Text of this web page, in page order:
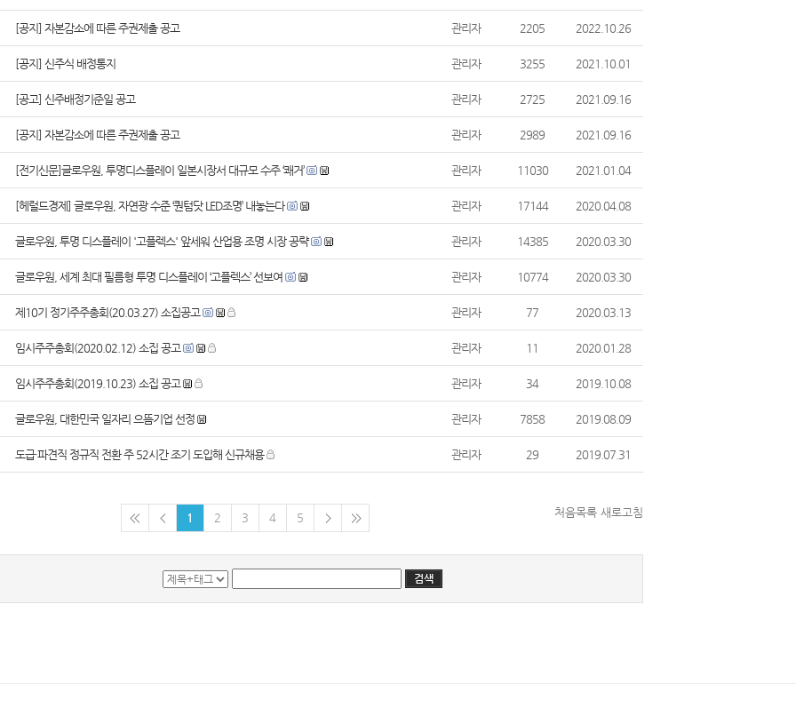
[공지] 자본감소에 따른 주권제출 공고 관리자 2205 2022.10.26
[공지] 신주식 배정통지 관리자 3255 2021.10.01
[공고] 신주배정기준일 공고 관리자 2725 2021.09.16
[공지] 자본감소에 따른 주권제출 공고 관리자 2989 2021.09.16
[전기신문]글로우원, 투명디스플레이 일본시장서 대규모 수주 ‘쾌거’ 관리자 11030 2021.01.04
[헤럴드경제] 글로우원, 자연광 수준 ‘퀀텀닷 LED조명’ 내놓는다 관리자 17144 2020.04.08
글로우원, 투명 디스플레이 '고플렉스' 앞세워 산업용 조명 시장 공략 관리자 14385 2020.03.30
글로우원, 세계 최대 필름형 투명 디스플레이 ‘고플렉스’ 선보여 관리자 10774 2020.03.30
제10기 정기주주총회(20.03.27) 소집공고 관리자 77 2020.03.13
임시주주총회(2020.02.12) 소집 공고 관리자 11 2020.01.28
임시주주총회(2019.10.23) 소집 공고 관리자 34 2019.10.08
글로우원, 대한민국 일자리 으뜸기업 선정 관리자 7858 2019.08.09
도급·파견직 정규직 전환 주 52시간 조기 도입해 신규채용 관리자 29 2019.07.31
처음목록 새로고침
1 2 3 4 5